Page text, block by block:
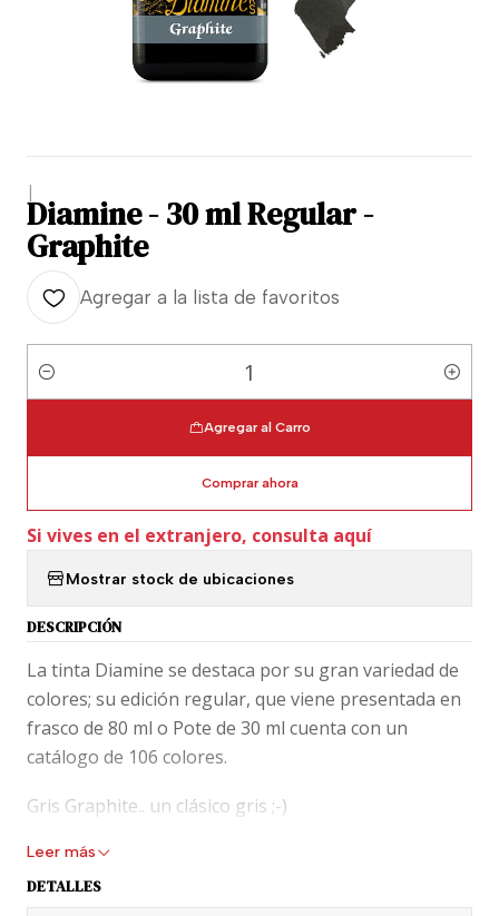
|
Diamine - 30 ml Regular -
Graphite
Agregar a la lista de favoritos
Cantidad
Agregar al Carro
Comprar ahora
Si vives en el extranjero, consulta aquí
Mostrar stock de ubicaciones
DESCRIPCIÓN
La tinta Diamine se destaca por su gran variedad de
colores; su edición regular, que viene presentada en
frasco de 80 ml o Pote de 30 ml cuenta con un
catálogo de 106 colores.
Gris Graphite.. un clásico gris ;-)
Tinta Diamime de 30 ml, viene presentada en pote de
plástico.
Leer más
DETALLES